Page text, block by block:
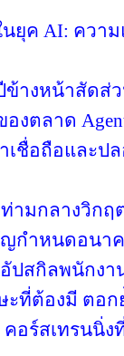
ยุค AI: ควา
งหน้าสัดส่ว
ตลาด
เชื่อถือและป
ามกลางวิกฤ
ญกำหนดอนา
อัปสกิลพนัก
ะที่ต้องมี ตอ
อร์สเทรนนิ่